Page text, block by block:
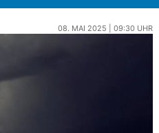
08. MAI 2025 | 09:30 UHR